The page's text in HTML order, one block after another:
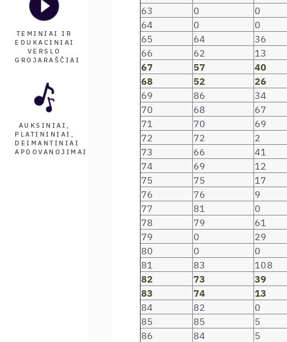
TEMINIAI IR
EDUKACINIAI
VERSLO
GROJARAŠČIAI
AUKSINIAI,
PLATININIAI,
DEIMANTINIAI
APDOVANOJIMAI
63 0 0
64
0 0
65
64 36
66
62 13
67 57 40
68
52 26
69 86 34
70
68 67
71
70 69
72
72 2
73
66 41
74
69 12
75
75 17
76
76 9
77
81 0
78
79 61
79
0 29
80
0 0
81
83 108
82 73 39
83
74 13
84 82 0
85
85 5
86
84 5